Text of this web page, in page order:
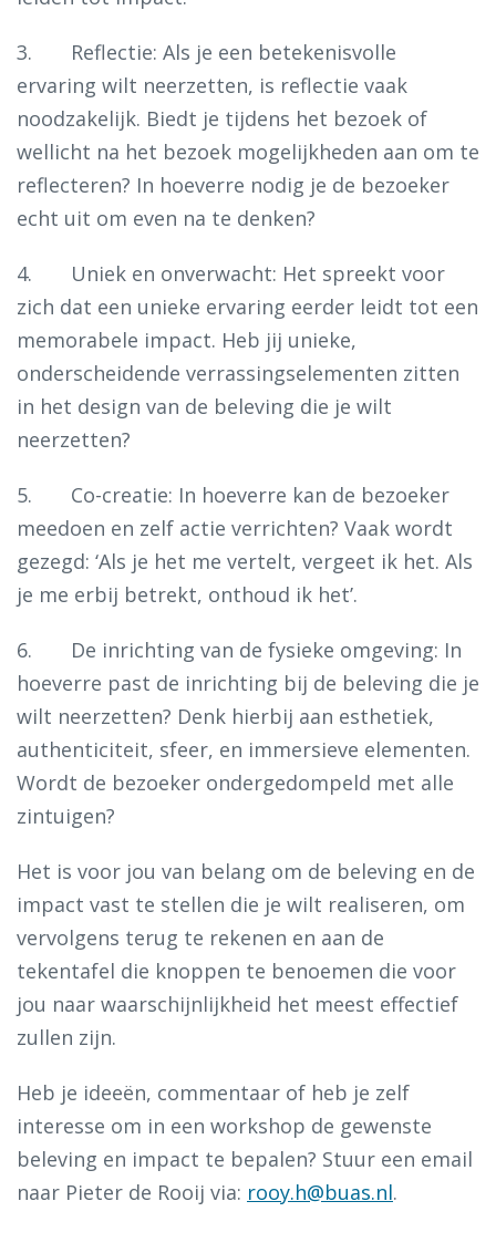
3. Reflectie: Als je een betekenisvolle
ervaring wilt neerzetten, is reflectie vaak
noodzakelijk. Biedt je tijdens het bezoek of
wellicht na het bezoek mogelijkheden aan om te
reflecteren? In hoeverre nodig je de bezoeker
echt uit om even na te denken?
4. Uniek en onverwacht: Het spreekt voor
zich dat een unieke ervaring eerder leidt tot een
memorabele impact. Heb jij unieke,
onderscheidende verrassingselementen zitten
in het design van de beleving die je wilt
neerzetten?
5. Co-creatie: In hoeverre kan de bezoeker
meedoen en zelf actie verrichten? Vaak wordt
gezegd: ‘Als je het me vertelt, vergeet ik het. Als
je me erbij betrekt, onthoud ik het’.
6. De inrichting van de fysieke omgeving: In
hoeverre past de inrichting bij de beleving die je
wilt neerzetten? Denk hierbij aan esthetiek,
authenticiteit, sfeer, en immersieve elementen.
Wordt de bezoeker ondergedompeld met alle
zintuigen?
Het is voor jou van belang om de beleving en de
impact vast te stellen die je wilt realiseren, om
vervolgens terug te rekenen en aan de
tekentafel die knoppen te benoemen die voor
jou naar waarschijnlijkheid het meest effectief
zullen zijn.
Heb je ideeën, commentaar of heb je zelf
interesse om in een workshop de gewenste
beleving en impact te bepalen? Stuur een email
naar Pieter de Rooij via: rooy.h@buas.nl.